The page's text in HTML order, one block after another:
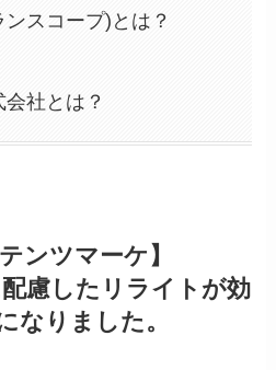
スコープ)とは？
社とは？
ンツマーケ】
慮したリライトが効
なりました。